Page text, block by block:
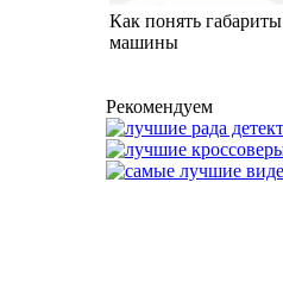
Как понять габариты
машины
Рекомендуем